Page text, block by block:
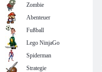
Zombie
Abenteuer
Fußball
Lego NinjaGo
Spiderman
Strategie